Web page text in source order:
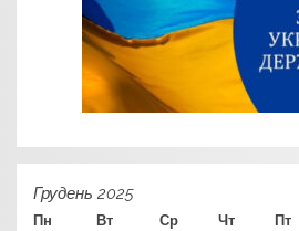
Грудень 2025
Пн Вт Ср Чт Пт